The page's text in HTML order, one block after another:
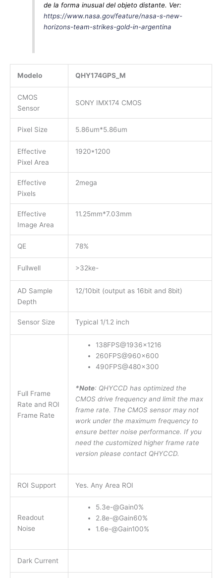
de la forma inusual del objeto distante. Ver:
https://www.nasa.gov/feature/nasa-s-new-
horizons-team-strikes-gold-in-argentina
Modelo QHY174GPS_M
CMOS
Sensor
SONY IMX174 CMOS
Pixel Size 5.86um*5.86um
Effective
Pixel Area
1920*1200
Effective
Pixels
2mega
Effective
Image Area
11.25mm*7.03mm
QE 78%
Fullwell >32ke-
AD Sample
Depth
12/10bit (output as 16bit and 8bit)
Sensor Size Typical 1/1.2 inch
Full Frame
Rate and ROI
Frame Rate
138FPS@1936×1216
260FPS@960×600
490FPS@480×300
*Note: QHYCCD has optimized the
CMOS drive frequency and limit the max
frame rate. The CMOS sensor may not
work under the maximum frequency to
ensure better noise performance. If you
need the customized higher frame rate
version please contact QHYCCD.
ROI Support Yes. Any Area ROI
Readout
Noise
5.3e-@Gain0%
2.8e-@Gain60%
1.6e-@Gain100%
Dark Current